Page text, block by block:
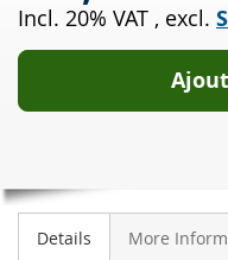
Connect
II
(CHC
Incl. 20% VAT , excl.
Details More